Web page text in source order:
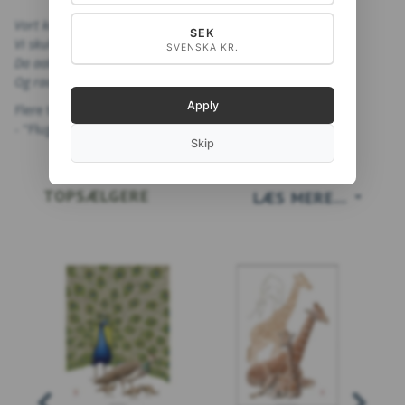
Vort kære, rolige Fædrehjem
Vi skulde for evigt savne.-
Da aabned Mama sit vindue paa Klem,
Og raabte paa vore Navne..
Flere tryk i samme serie:
- "Flugten til Amerika 2"
LÆS MERE...
TOPSÆLGERE
SEK
SVENSKA KR.
Apply
Skip